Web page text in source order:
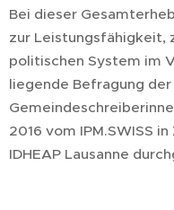
Bei dieser
zur Leistungsfähigkeit,
politischen System im
liegende Befragung
2016 vom IPM.SWISS
IDHEAP Lausanne